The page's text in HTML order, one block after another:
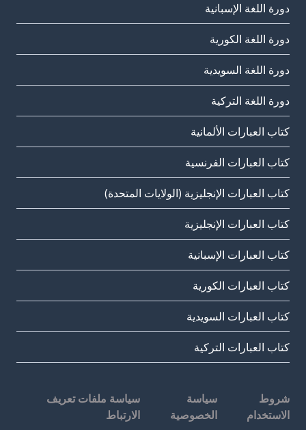
دورة اللغة الإسبانية
دورة اللغة الكورية
دورة اللغة السويدية
دورة اللغة التركية
كتاب العبارات الألمانية
كتاب العبارات الفرنسية
كتاب العبارات الإنجليزية (الولايات المتحدة)
كتاب العبارات الإنجليزية
كتاب العبارات الإسبانية
كتاب العبارات الكورية
كتاب العبارات السويدية
كتاب العبارات التركية
شروط
الاستخدام
سياسة
الخصوصية
سياسة ملفات تعريف
الارتباط